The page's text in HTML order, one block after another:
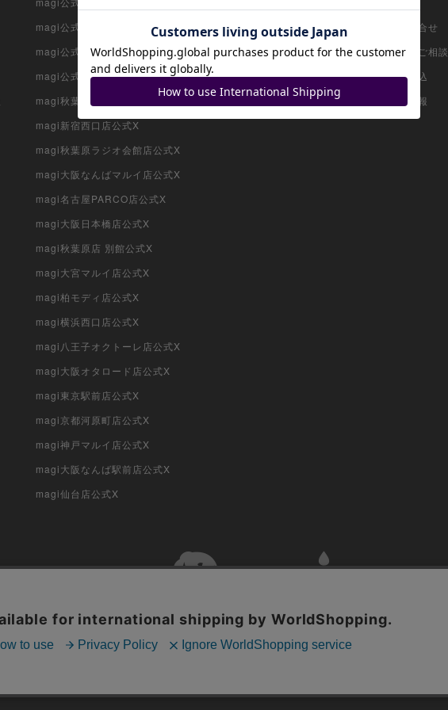
magi公式ショップ（委託商品）
magi公式ショップ（VAULT）
magi公式X
magi秋葉原店公式X
magi新宿西口店公式X
magi秋葉原ラジオ会館店公式X
magi大阪なんばマルイ店公式X
magi名古屋PARCO店公式X
magi大阪日本橋店公式X
magi秋葉原店 別館公式X
magi大宮マルイ店公式X
magi柏モディ店公式X
magi横浜西口店公式X
magi八王子オクトーレ店公式X
magi大阪オタロード店公式X
magi東京駅前店公式X
magi京都河原町店公式X
magi神戸マルイ店公式X
magi大阪なんば駅前店公式X
magi仙台店公式X
ワンピースカード
遊戯王
デュエル・マスターズ
MTG
お問い合せ
出店のご相談
買取申込
採用情報
古物商許可番号 株式会社ジラフ 東京都公安委員会 第303311606477号
COPYRIGHT © 2019 Jiraffe Inc.